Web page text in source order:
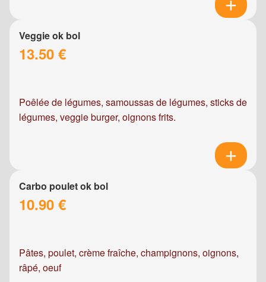
Veggie ok bol
13.50 €
Poêlée de légumes, samoussas de légumes, sticks de
légumes, veggie burger, oignons frits.
Carbo poulet ok bol
10.90 €
Pâtes, poulet, crème fraîche, champignons, oignons,
râpé, oeuf